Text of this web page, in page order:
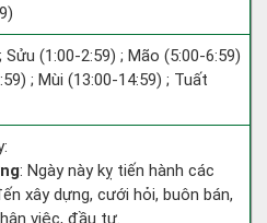
Sửu (1:00-2:59) ; Mão (5:00-6:59)
; Mùi (13:00-14:59) ; Tuất
: Ngày này kỵ tiến hành các
xây dựng, cưới hỏi, buôn bán,
việc, đầu tư.